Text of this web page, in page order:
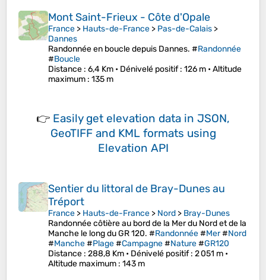
Mont Saint-Frieux - Côte d'Opale
France > Hauts-de-France > Pas-de-Calais >
Dannes
Randonnée en boucle depuis Dannes. #Randonnée
#Boucle
Distance : 6,4 Km • Dénivelé positif: 126 m •Altitude
maximum : 135 m
👉 Easily get elevation data in JSON,
GeoTIFF and KML formats using
Elevation API
Sentier du littoral de Bray-Dunes au
Tréport
France > Hauts-de-France > Nord > Bray-Dunes
Randonnée côtière au bord de la Mer du Nord et de la
Manche le long du GR 120. #Randonnée#Mer#Nord
#Manche#Plage#Campagne#Nature#GR120
Distance : 288,8 Km • Dénivelé positif: 2 051 m •
Altitude maximum : 143 m